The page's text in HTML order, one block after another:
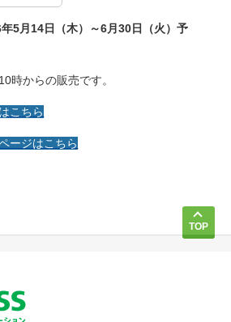
年5月14日（木）～6月30日（火）予
時からの販売です。
こちら
ージはこちら
TOP